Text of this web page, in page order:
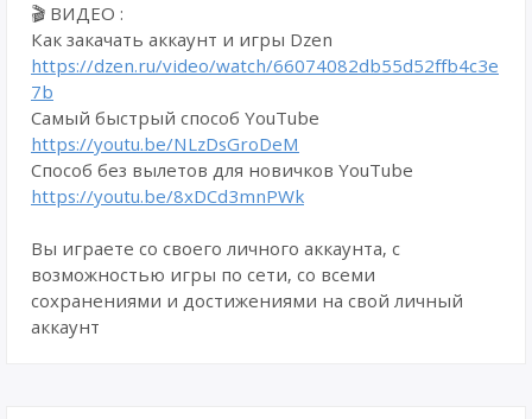
🎬 ВИДЕО :
Как закачать аккаунт и игры Dzen
https://dzen.ru/video/watch/66074082db55d52ffb4c3e
7b
Самый быстрый способ YouTube
https://youtu.be/NLzDsGroDeM
Способ без вылетов для новичков YouTube
https://youtu.be/8xDCd3mnPWk
Вы играете со своего личного аккаунта, с
возможностью игры по сети, со всеми
сохранениями и достижениями на свой личный
аккаунт